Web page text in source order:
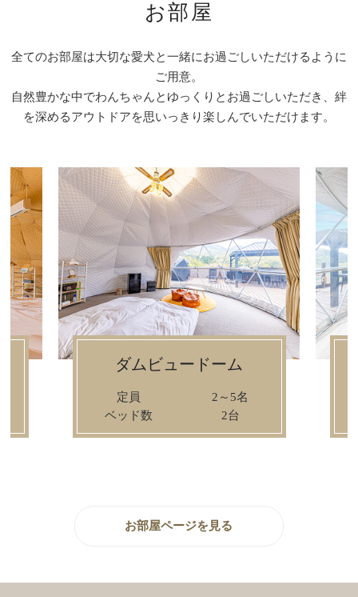
お部屋
全てのお部屋は大切な愛犬と一緒にお過ごしいただけるように
ご用意。
自然豊かな中でわんちゃんとゆっくりとお過ごしいただき、絆
を深めるアウトドアを思いっきり楽しんでいただけます。
レイクビュードーム
定員
2～5名
ベッド数
2台
お部屋ページを見る